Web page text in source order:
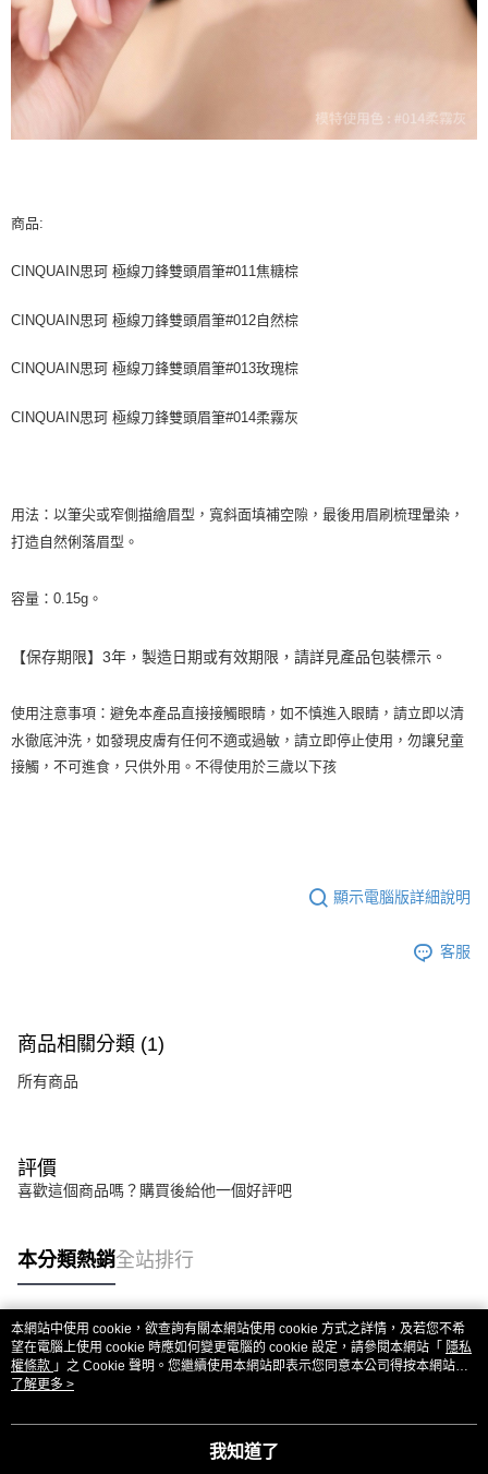
商品:
CINQUAIN思珂 極線刀鋒雙頭眉筆#011焦糖棕
CINQUAIN思珂 極線刀鋒雙頭眉筆#012自然棕
CINQUAIN思珂 極線刀鋒雙頭眉筆#013玫瑰棕
CINQUAIN思珂 極線刀鋒雙頭眉筆#014柔霧灰
用法：以筆尖或窄側描繪眉型，寬斜面填補空隙，最後用眉刷梳理暈染，
打造自然俐落眉型。
容量：0.15g。
【保存期限】3年，製造日期或有效期限，請詳見產品包裝標示。
使用注意事項：避免本產品直接接觸眼睛，如不慎進入眼睛，請立即以清
水徹底沖洗，如發現皮膚有任何不適或過敏，請立即停止使用，勿讓兒童
接觸，不可進食，只供外用。不得使用於三歲以下孩
顯示電腦版詳細說明
客服
商品相關分類 (1)
所有商品
評價
喜歡這個商品嗎？購買後給他一個好評吧
本分類熱銷全站排行
熱門標籤
本網站中使用 cookie，欲查詢有關本網站使用 cookie 方式之詳情，及若您不希
望在電腦上使用 cookie 時應如何變更電腦的 cookie 設定，請參閱本網站「 隱私
權條款 」之 Cookie 聲明。您繼續使用本網站即表示您同意本公司得按本網站使
用條款之 Cookie 聲明使用 cookie。
了解更多 >
我知道了